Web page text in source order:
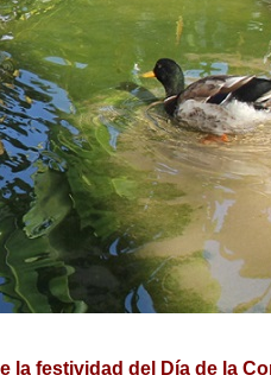
la festividad del Día de la